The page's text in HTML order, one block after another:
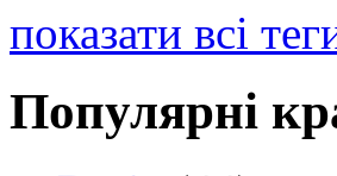
показати всі
Популярні